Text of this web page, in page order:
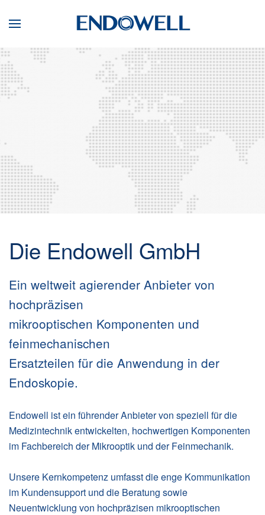
Die Endowell GmbH
Ein weltweit agierender Anbieter von
hochpräzisen
mikrooptischen Komponenten und
feinmechanischen
Ersatzteilen für die Anwendung in der
Endoskopie.
Endowell ist ein führender Anbieter von speziell für die
Medizintechnik entwickelten, hochwertigen Komponenten
im Fachbereich der Mikrooptik und der Feinmechanik.
Unsere Kernkompetenz umfasst die enge Kommunikation
im Kundensupport und die Beratung sowie
Neuentwicklung von hochpräzisen mikrooptischen